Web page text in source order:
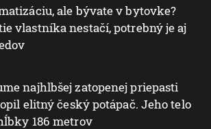
ale bývate v bytovke?
vlastníka nestačí, potrebný je aj
najhlbšej zatopenej priepasti
elitný český potápač. Jeho telo
186 metrov